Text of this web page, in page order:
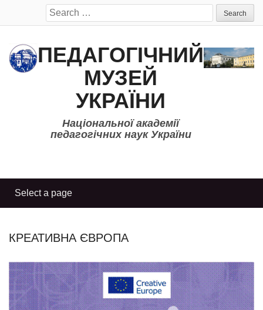
Search
for:
ПЕДАГОГІЧНИЙ
МУЗЕЙ
УКРАЇНИ
Національної академії
педагогічних наук України
КРЕАТИВНА ЄВРОПА